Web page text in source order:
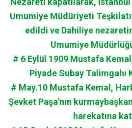
Umumiye Müdüriyeti
edildi ve Dahiliye
Umumiye
# 6 Eylül 1909 Mustafa
Piyade Subay Talimgahı
# May.10 Mustafa Kemal,
Şevket Paşa'nın
harekatına